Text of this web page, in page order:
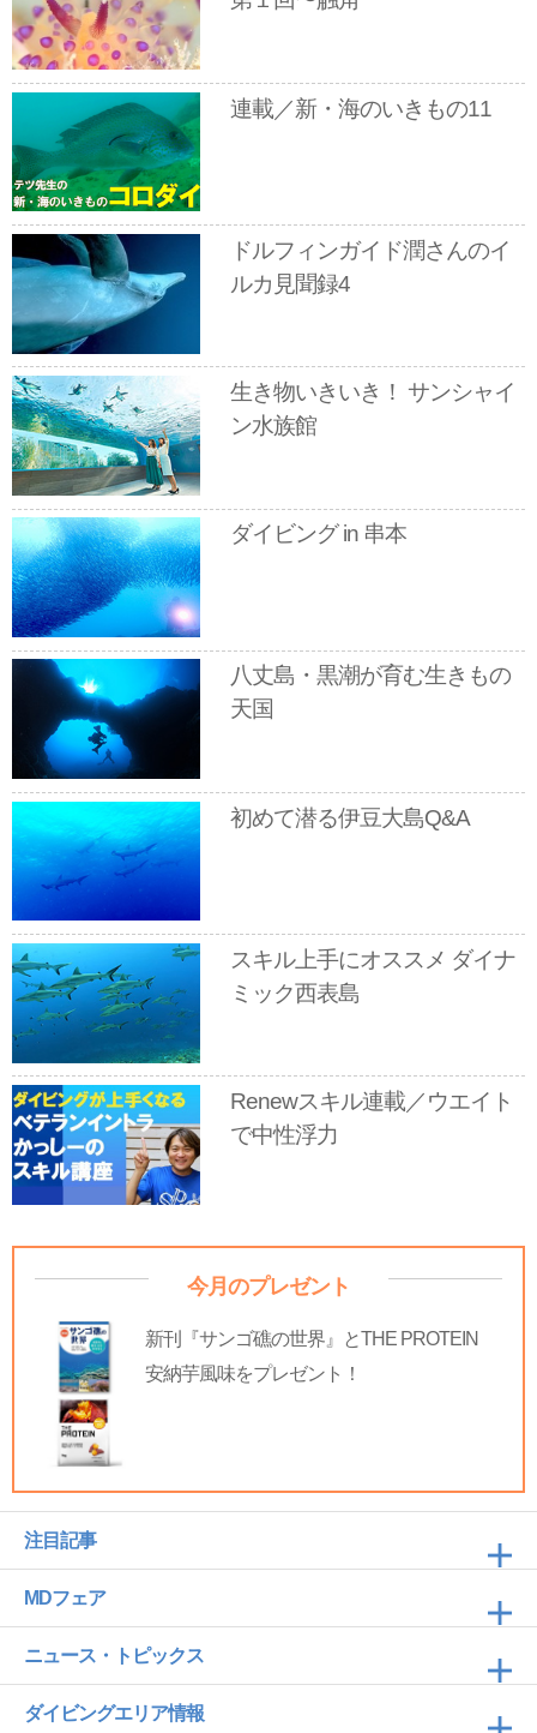
連載／新・海のいきもの11
ドルフィンガイド潤さんのイ
ルカ見聞録4
生き物いきいき！ サンシャイ
ン水族館
ダイビング in 串本
八丈島・黒潮が育む生きもの
天国
初めて潜る伊豆大島Q&A
スキル上手にオススメ ダイナ
ミック西表島
Renewスキル連載／ウエイト
で中性浮力
今月のプレゼント
新刊『サンゴ礁の世界』とTHE PROTEIN
安納芋風味をプレゼント！
注目記事
MDフェア
ニュース・トピックス
ダイビングエリア情報